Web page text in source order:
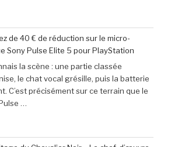
»
Pro
de 40 € de réduction sur le micro-
Sony Pulse Elite 5 pour PlayStation
la scène : une partie classée
le chat vocal grésille, puis la batterie
C’est précisément sur ce terrain que le
…